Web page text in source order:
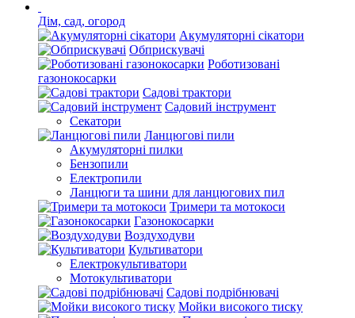
Дім, сад, огород
Акумуляторні сікатори
Обприскувачі
Роботизовані
газонокосарки
Садові трактори
Садовий інструмент
Секатори
Ланцюгові пили
Акумуляторні пилки
Бензопили
Електропили
Ланцюги та шини для ланцюгових пил
Тримери та мотокоси
Газонокосарки
Воздуходуви
Культиватори
Електрокультиватори
Мотокультиватори
Садові подрібнювачі
Мойки високого тиску